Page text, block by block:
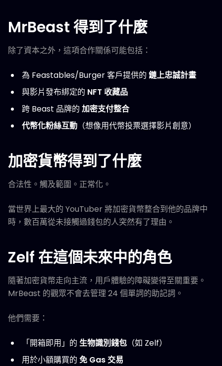
MrBeast 得到了什麼
除了資本之外，這項合作關係可能包括：
為 Feastables/Burger 客戶提供的 鏈上忠誠計畫
與影片發布綁定的 NFT 收藏品
跨 Beast 品牌的 加密支付整合
代幣化粉絲互動 （想像用代幣投票選擇影片創意）
加密貨幣得到了什麼
合法性。觸及範圍。正常化。
當世界上最大的 YouTuber 將加密貨幣整合到他的品牌中
時，數百萬從未接觸過錢包的人突然有了理由。
Zelf 在這個未來中的角色
隨著加密貨幣走向主流，用戶體驗的障礙變得至關重要。
MrBeast 的觀眾不會去管理 24 個單詞的助記詞。
他們需要：
「開箱即用」的 生物識別錢包 （如 Zelf）
用於小額購買的 免 Gas 交易